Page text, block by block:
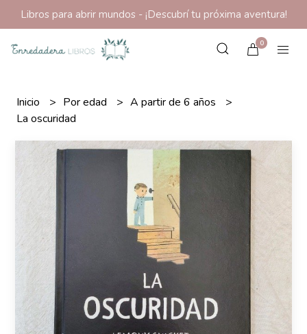
Libros para abrir mundos - ¡Descubrí tu próxima aventura!
0
Inicio Por edad
A partir de 6 años
La oscuridad